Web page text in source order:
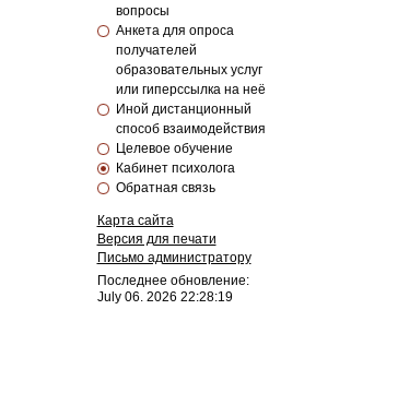
вопросы
Анкета для опроса
получателей
образовательных услуг
или гиперссылка на неё
Иной дистанционный
способ взаимодействия
Целевое обучение
Кабинет психолога
Обратная связь
Карта сайта
Версия для печати
Письмо администратору
Последнее обновление:
July 06. 2026 22:28:19